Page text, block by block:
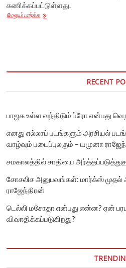
கணிக்கப்பட்டுள்ளது.
மேலும் பார்க்கசூயஸ்
RECENT
பாஜக உள்ள வந்திடும் ப்ரோ என்பது
எனது எல்லாப் படங்களும் அரசியல்
வாழ்வும் படைப்புலகும் – யமுனா
சமகாலத்தில் சாதியை
சோசலிச அனுபவங்கள்: மார்க்ஸ் முதல்
ராஜேந்திரன்
டெல்லி மசோதா என்பது என்ன? ஏன்
விவாதிக்கப்படுகிறது?